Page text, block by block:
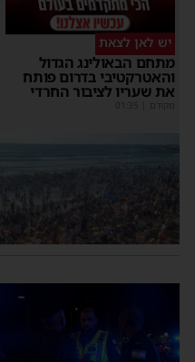
יש לאן לצאת
מתחם הבאולינג הגדול
והאטרקטיבי בדרום פותח
את שעריו לציבור החרדי
מקודם